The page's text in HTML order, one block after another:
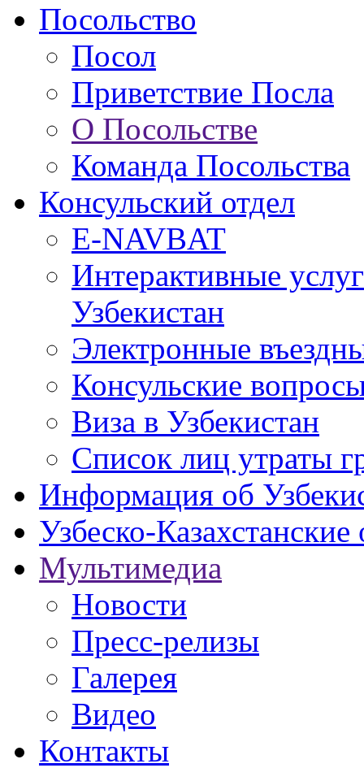
Посольство
Посол
Приветствие Посла
О Посольстве
Команда Посольства
Консульский отдел
E-NAVBAT
Интерактивные
Узбекистан
Электронные
Консульские
Виза в Узбекистан
Список лиц утраты
Информация об
Узбеско-
Мультимедиа
Новости
Пресс-релизы
Галерея
Видео
Контакты